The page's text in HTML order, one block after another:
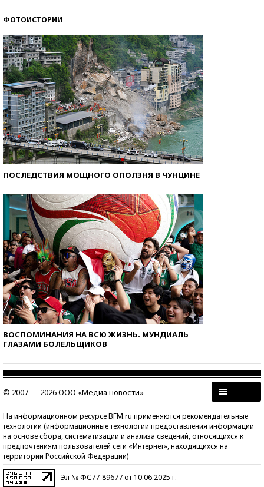
ФОТОИСТОРИИ
ПОСЛЕДСТВИЯ МОЩНОГО ОПОЛЗНЯ В ЧУНЦИНЕ
ВОСПОМИНАНИЯ НА ВСЮ ЖИЗНЬ. МУНДИАЛЬ
ГЛАЗАМИ БОЛЕЛЬЩИКОВ
© 2007 — 2026 ООО «Медиа новости»
На информационном ресурсе BFM.ru применяются рекомендательные
технологии (информационные технологии предоставления информации
на основе сбора, систематизации и анализа сведений, относящихся к
предпочтениям пользователей сети «Интернет», находящихся на
территории Российской Федерации)
Эл № ФС77-89677 от 10.06.2025 г.